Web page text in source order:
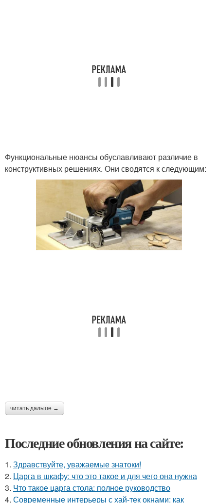
Функциональные нюансы обуславливают различие в
конструктивных решениях. Они сводятся к следующим:
читать дальше →
Последние обновления на сайте:
1. Здравствуйте, уважаемые знатоки!
2. Царга в шкафу: что это такое и для чего она нужна
3. Что такое царга стола: полное руководство
4. Современные интерьеры с хай-тек окнами: как